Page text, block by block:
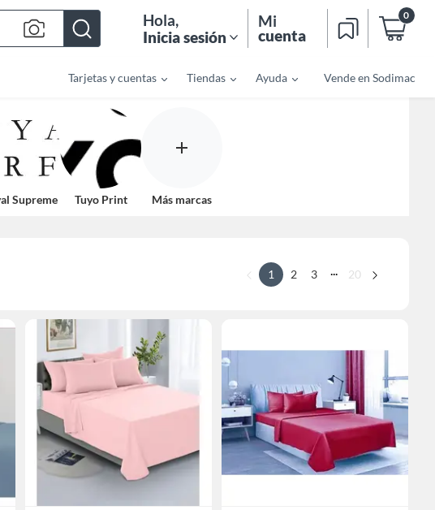
Hola,
Inicia sesión
Mi
cuenta
0
Tarjetas y cuentas Tiendas Ayuda Vende en Sodimac
Supreme Tuyo Print Más marcas
1 2 3 ... 20